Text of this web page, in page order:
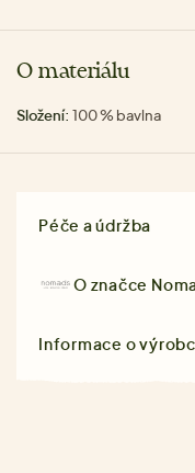
O materiálu
Složení: 100 % bavlna
Péče a údržba
O značce
Informace o